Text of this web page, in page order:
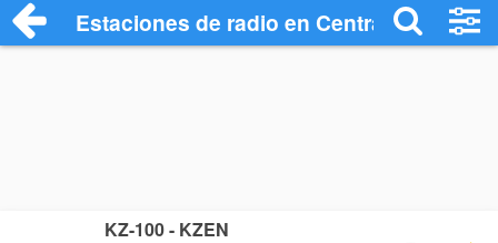
Estaciones de radio en Central City -
KZ-100 - KZEN